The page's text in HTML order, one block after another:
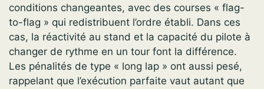
conditions changeantes, avec des courses « flag-
to-flag » qui redistribuent l’ordre établi. Dans ces
cas, la réactivité au stand et la capacité du pilote à
changer de rythme en un tour font la différence.
Les pénalités de type « long lap » ont aussi pesé,
rappelant que l’exécution parfaite vaut autant que